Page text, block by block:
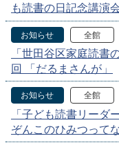
も読書の日記念講演
お知らせ 全館
「世田谷区家庭読
回 「だるまさんが」
お知らせ 全館
「子ども読書リーダ
ぞんこのひみつって